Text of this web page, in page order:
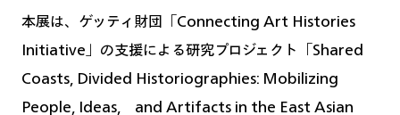
本展は、ゲッティ財団「Connecting Art Histories
Initiative」の支援による研究プロジェクト「Shared
Coasts, Divided Historiographies: Mobilizing
People, Ideas, and Artifacts in the East Asian